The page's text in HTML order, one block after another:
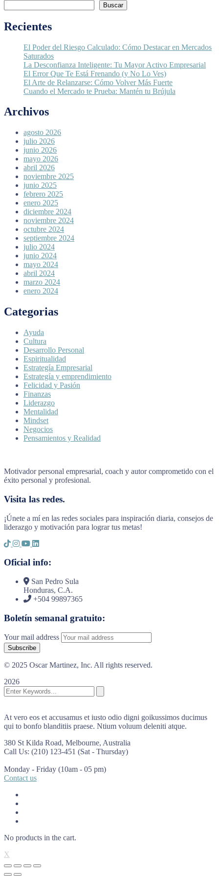
Buscar
Recientes
El Poder del Riesgo Calculado: Cómo Destacar en Mercados
Saturados
La Desconfianza Inteligente: Tu Mayor Activo Empresarial
El Error Que Te Está Frenando (y No Lo Ves)
El Arte de Relanzarse: Cómo Volver Más Fuerte
Cuando el Mercado te Prueba: Mantén tu Brújula
Archivos
agosto 2026
julio 2026
junio 2026
mayo 2026
abril 2026
noviembre 2025
junio 2025
febrero 2025
enero 2025
diciembre 2024
noviembre 2024
octubre 2024
septiembre 2024
julio 2024
junio 2024
mayo 2024
abril 2024
marzo 2024
enero 2024
Categorias
Ayuda
Cultura
Desarrollo Personal
Espiritualidad
Estrategía Empresarial
Estrategía y emprendimiento
Felicidad y Pasión
Finanzas
Liderazgo
Mentalidad
Mindset
Negocios
Pensamientos y Realidad
Motivador personal empresarial, coach y autor comprometido con el
éxito personal y profesional.
Visita las redes.
¡Únete a mí en las redes sociales para inspiración diaria, consejos de
liderazgo y motivación para lograr tus metas!
Oficial info:
San Pedro Sula
Honduras, C.A.
+504 99897365
Boletín semanal gratuito:
Your mail address
© 2025 Oscar Martinez, Inc. All rights reserved.
2026
At vero eos et accusamus et iusto odio digni goikussimos ducimus
qui to bonfo blanditiis praese. Ntium voluum deleniti atque.
380 St Kilda Road, Melbourne, Australia
Call Us: (210) 123-451 (Sat - Thursday)
Monday - Friday (10am - 05 pm)
Contact us
No products in the cart.
X